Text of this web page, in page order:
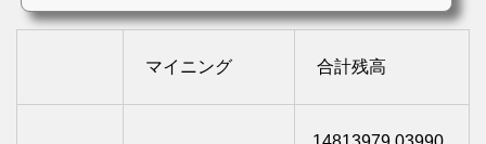
マイニング 合計残高